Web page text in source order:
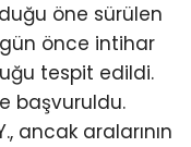
öne sürülen
önce intihar
tespit edildi.
başvuruldu.
ancak aralarının